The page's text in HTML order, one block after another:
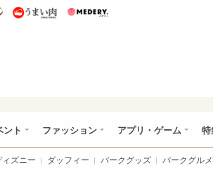
うまいパン うまい肉
ント ファッション アプリ・ゲーム 特
ズニー ダッフィー パークグッズ パークグルメ